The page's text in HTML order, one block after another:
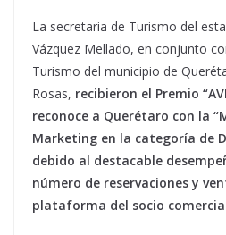
La secretaria de Turismo del
Vázquez Mellado, en conjunto
Turismo del municipio de
Rosas, recibieron el Premio
reconoce a Querétaro con la
Marketing en la categoría de
debido al destacable
número de reservaciones y
plataforma del socio